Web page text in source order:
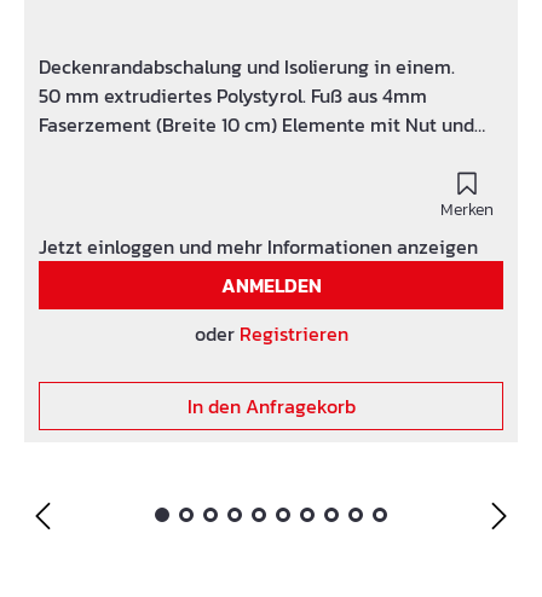
Deckenrandabschalung und Isolierung in einem.
50 mm extrudiertes Polystyrol. Fuß aus 4mm
Faserzement (Breite 10 cm) Elemente mit Nut und
Merken
Jetzt einloggen und mehr Informationen anzeigen
ANMELDEN
oder Registrieren
In den Anfragekorb